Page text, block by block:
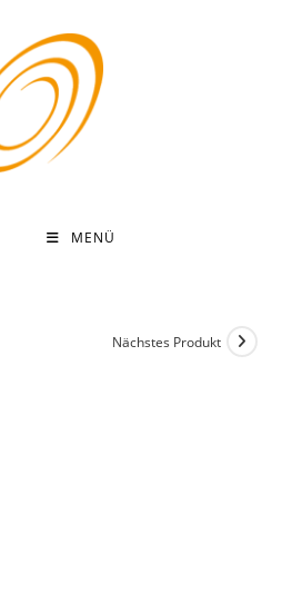
MENÜ
Nächstes Produkt